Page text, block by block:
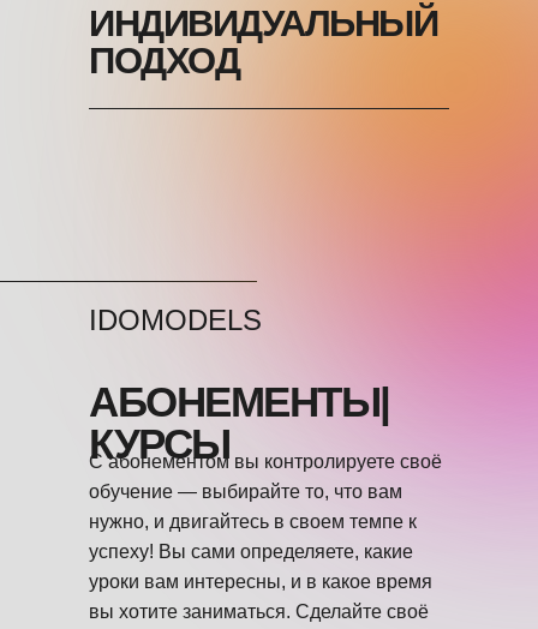
ИНДИВИДУАЛЬНЫЙ
ПОДХОД
IDOMODELS
С абонементом вы контролируете своё
обучение — выбирайте то, что вам
нужно, и двигайтесь в своем темпе к
успеху! Вы сами определяете, какие
уроки вам интересны, и в какое время
вы хотите заниматься. Сделайте своё
АБОНЕМЕНТЫ|
КУРСЫ